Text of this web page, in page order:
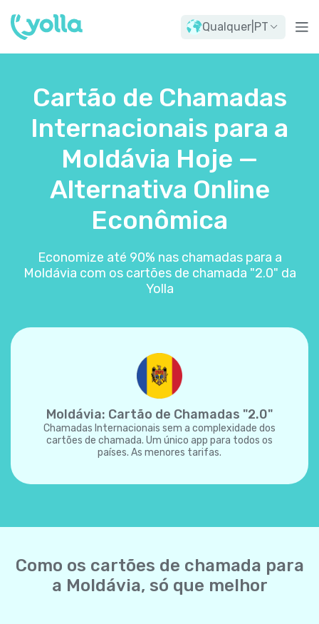
Qualquer PT
Cartão de Chamadas
Internacionais para a
Moldávia Hoje —
Alternativa Online
Econômica
Economize até 90% nas chamadas para a
Moldávia com os cartões de chamada "2.0" da
Yolla
Moldávia: Cartão de Chamadas "2.0"
Chamadas Internacionais sem a complexidade dos
cartões de chamada. Um único app para todos os
países. As menores tarifas.
Como os cartões de chamada para
a Moldávia, só que melhor